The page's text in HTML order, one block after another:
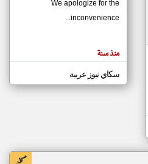
مصادر الأخبار من موريتانيا
اخبار موريتانيا على مدار الساعة
أهم اخبار موريتانيا العاجلة والمباشرة
We apologize for the
inconvenience...
منذ سنة
سكاي نيوز عربية
klyoum.com